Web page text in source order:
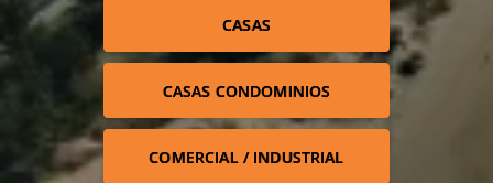
CASAS
CASAS CONDOMINIOS
COMERCIAL / INDUSTRIAL